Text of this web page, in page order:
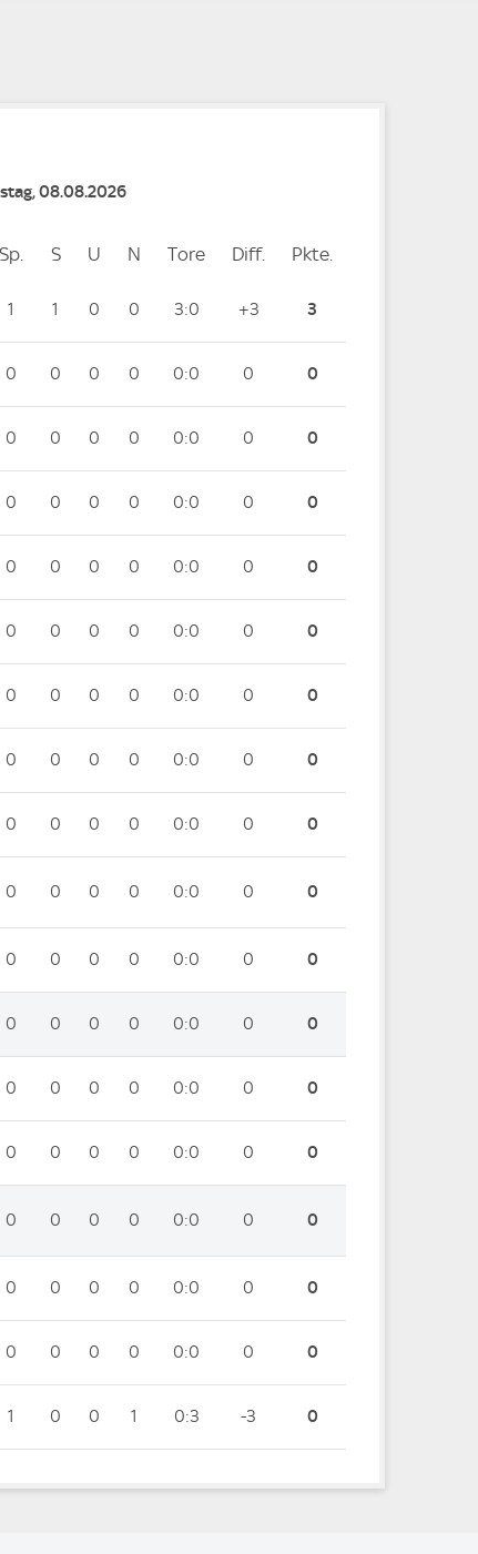
08.08.2026
Sp. Spiele
SSiege
U Unentschieden
N Niederlagen
Tore ToreDiff. Differenz
Pkte.
1 1 0 0 3:0 +3 3
0 0 0 0 0:0 0 0
0 0 0 0 0:0 0 0
0 0 0 0 0:0 0 0
0 0 0 0 0:0 0 0
0 0 0 0 0:0 0 0
0 0 0 0 0:0 0 0
0 0 0 0 0:0 0 0
0 0 0 0 0:0 0 0
0 0 0 0 0:0 0 0
0 0 0 0 0:0 0 0
0 0 0 0 0:0 0 0
0 0 0 0 0:0 0 0
0 0 0 0 0:0 0 0
0 0 0 0 0:0 0 0
0 0 0 0 0:0 0 0
0 0 0 0 0:0 0 0
1 0 0 1 0:3 -3 0